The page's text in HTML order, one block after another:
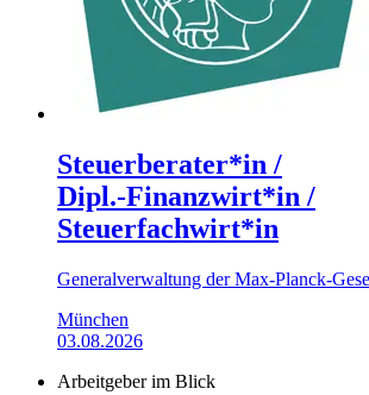
Steuerberater*in /
Dipl.‑Finanzwirt*in /
Steuerfachwirt*in
Generalverwaltung der Max-Planck-
München
03.08.2026
Arbeitgeber im Blick